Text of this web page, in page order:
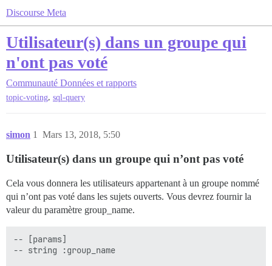
Discourse Meta
Utilisateur(s) dans un groupe qui
n'ont pas voté
Communauté Données et rapports
topic-voting, sql-query
simon Mars 13, 2018, 5:50
1
Utilisateur(s) dans un groupe qui n’ont pas voté
Cela vous donnera les utilisateurs appartenant à un groupe nommé
qui n’ont pas voté dans les sujets ouverts. Vous devrez fournir la
valeur du paramètre group_name.
-- [params]
-- string :group_name